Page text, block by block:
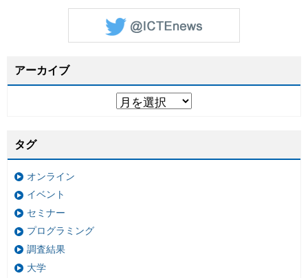
アーカイブ
タグ
オンライン
イベント
セミナー
プログラミング
調査結果
大学